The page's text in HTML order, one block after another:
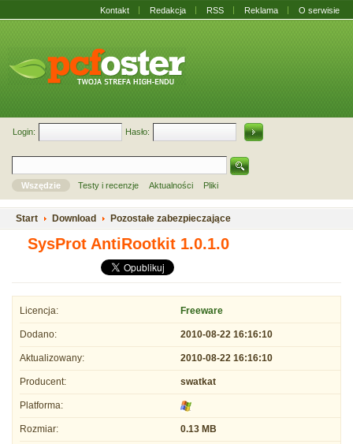
Kontakt Redakcja RSS Reklama O serwisie
Login: Hasło:
Wszędzie Testy i recenzje Aktualności Pliki
Start Download Pozostałe zabezpieczające
SysProt AntiRootkit 1.0.1.0
Licencja: Freeware
Dodano: 2010-08-22 16:16:10
Aktualizowany: 2010-08-22 16:16:10
Producent: swatkat
Platforma:
Rozmiar: 0.13 MB